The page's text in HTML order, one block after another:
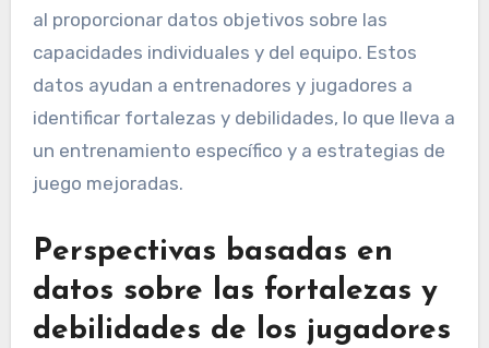
al proporcionar datos objetivos sobre las
capacidades individuales y del equipo. Estos
datos ayudan a entrenadores y jugadores a
identificar fortalezas y debilidades, lo que lleva a
un entrenamiento específico y a estrategias de
juego mejoradas.
Perspectivas basadas en
datos sobre las fortalezas y
debilidades de los jugadores